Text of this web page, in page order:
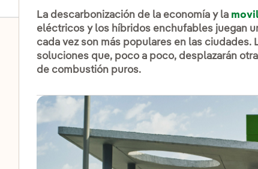
La descarbonización de la economía y la
eléctricos y los híbridos enchufables juegan
cada vez son más populares en las
soluciones que, poco a poco, desplazarán
de combustión puros.